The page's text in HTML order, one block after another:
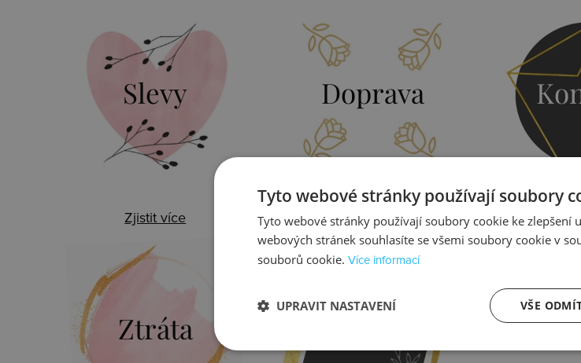
Slevy
Zjistit více
Doprava
Zjistit více
Ztráta
Tyto webové stránky používají soubory
Tyto webové stránky používají soubory cookie ke zlepšení
webových stránek souhlasíte se všemi soubory cookie v
souborů cookie. Více informací
VŠE
UPRAVIT NASTAVENÍ